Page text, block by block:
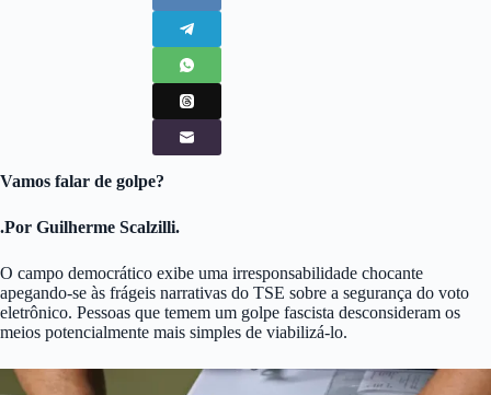
Vamos falar de golpe?
.Por Guilherme Scalzilli.
O campo democrático exibe uma irresponsabilidade chocante
apegando-se às frágeis narrativas do TSE sobre a segurança do voto
eletrônico. Pessoas que temem um golpe fascista desconsideram os
meios potencialmente mais simples de viabilizá-lo.